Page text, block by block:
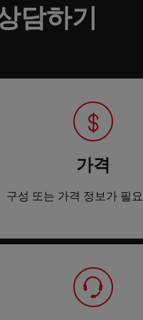
담하기
가격
구성 또는 가격 정보가 필